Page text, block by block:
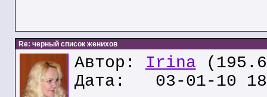
Re: черный список женихов
Автор: Irina
Дата: 03-01-10